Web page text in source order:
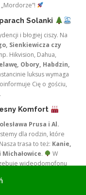
Solanki
i błogiej ciszy. Na
Sienkiewicza czy
Hikvision, Dahua,
Obory, Habdzin,
luksus wymaga
Cię o gościu,
Komfort
Prusa i Al.
dla rodzin, które
trasa to też: Kanie,
.
W
wideodomofonu
szkoły. Tu technologia